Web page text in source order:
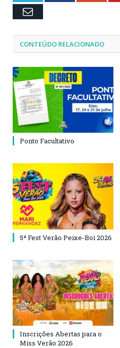
Email
CONTEÚDO RELACIONADO
Ponto Facultativo
5ª Fest Verão Peixe-Boi 2026
Inscrições Abertas para o
Miss Verão 2026